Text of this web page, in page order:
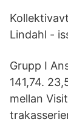
Lindahl -
Grupp I
141,74.
mellan